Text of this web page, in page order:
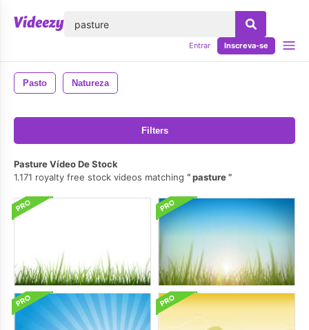
Entrar Inscreva-se
Pasto Natureza
Filters
Pasture Vídeo De Stock
1.171 royalty free stock videos matching
pasture